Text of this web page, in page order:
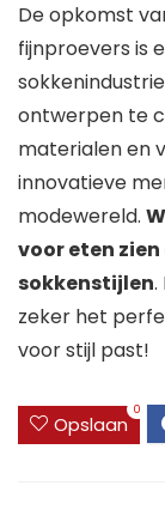
De opkomst
fijnproevers is
ontwerpen te
materialen en
innovatieve
modewereld.
voor eten
sokkenstijlen.
zeker het
voor stijl past!
Opslaan
0